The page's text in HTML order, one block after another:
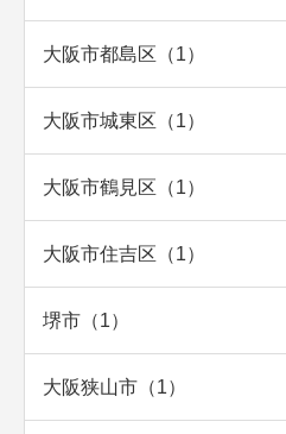
大阪市都島区（1）
大阪市城東区（1）
大阪市鶴見区（1）
大阪市住吉区（1）
堺市（1）
大阪狭山市（1）